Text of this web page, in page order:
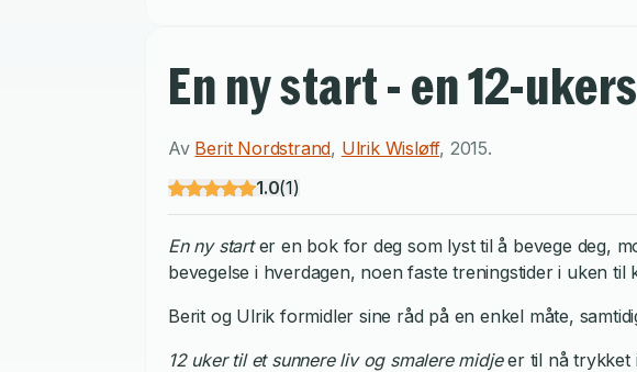
En ny start - en 12-
Av Berit Nordstrand, Ulrik Wisløff, 2015.
1.0(1)
En ny starter en bok for deg som lyst til å bevege deg,
bevegelse i hverdagen, noen faste treningstider i uken
Berit og Ulrik formidler sine råd på en enkel måte,
12 uker til et sunnere liv og smalere midjeer til nå trykket